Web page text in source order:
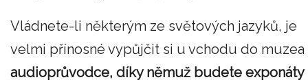
Vládnete-li některým ze světových jazyků, je
velmi přínosné vypůjčit si u vchodu do muzea
audioprůvodce, díky němuž budete exponáty